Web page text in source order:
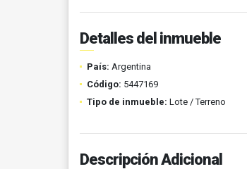
Detalles del inmueble
País: Argentina
Código: 5447169
Tipo de inmueble: Lote / Terreno
Descripción Adicional